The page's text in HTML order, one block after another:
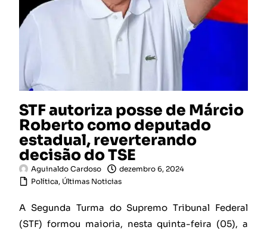
STF autoriza posse de Márcio
Roberto como deputado
estadual, reverterando
decisão do TSE
Aguinaldo Cardoso
dezembro 6, 2024
Política, Últimas Noticias
A Segunda Turma do Supremo Tribunal Federal
(STF) formou maioria, nesta quinta-feira (05), a